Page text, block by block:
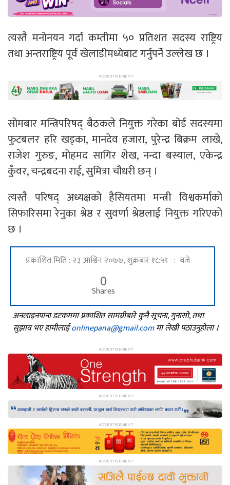
त्यस्तै मनोनयन गर्दा कम्तीमा ५० प्रतिशत सदस्य राष्ट्रिय
तथा अन्तराष्ट्रिय पूर्व खेलाडीमध्येबाट गर्नुपर्ने उल्लेख छ ।
सोमबार मन्त्रिपरिषद् बैठकले नियुक्त गरेका बोर्ड सदस्यमा
फुटबलर हरि खड्का, मानदेव हजारा, पुरेन्द्र बिक्रम लाखे,
राजेश गुरुङ, मोहमद सागिर शेख, नन्दा बस्याल, एकेन्द्र
कुँवर, चन्द्रबदना राई, सुमित्रा चौधरी छन् ।
त्यस्तै परिषद् अध्यक्षको हैसियतमा मन्त्री विश्वकर्माको
सिफारिसमा रेनुका श्रेष्ठ र सुवर्णा श्रेष्ठलाई नियुक्त गरिएको
छ ।
प्रकाशित मिति : २३ आश्विन २०७७, शुक्रबार १८:५९ : बजे
0
Shares
अनलाइनपाना डटकममा प्रकाशित सामग्रीबारे कुनै सूचना, गुनासो, तथा
सुझाव भए हामीलाईonlinepana@gmail.comमा लेखी पठाउनुहोला ।